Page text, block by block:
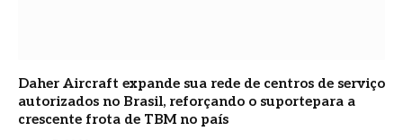
Daher Aircraft expande sua rede de centros de serviço
autorizados no Brasil, reforçando o suportepara a
crescente frota de TBM no país